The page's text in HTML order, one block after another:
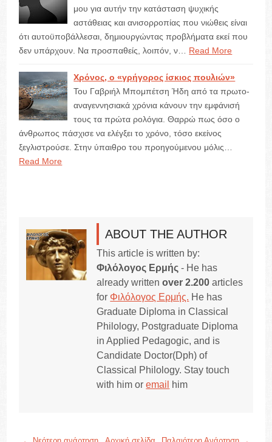
μου για αυτήν την κατάσταση ψυχικής
αστάθειας και ανισορροπίας που νιώθεις είναι
ότι αυτοϋποβάλλεσαι, δημιουργώντας προβλήματα εκεί που
δεν υπάρχουν. Να προσπαθείς, λοιπόν, ν…
Read More
Χρόνος, ο «γρήγορος ίσκιος πουλιών»
Του Γαβριήλ Μπομπέτση Ήδη από τα πρωτο-
αναγεννησιακά χρόνια κάνουν την εμφάνισή
τους τα πρώτα ρολόγια. Θαρρώ πως όσο ο
άνθρωπος πάσχισε να ελέγξει το χρόνο, τόσο εκείνος
ξεγλιστρούσε. Στην ύπαιθρο του προηγούμενου μόλις…
Read More
ABOUT THE AUTHOR
This article is written by:
Φιλόλογος Ερμής - He has
already writtenover 2.200 articles
for Φιλόλογος Ερμής. He has
Graduate Diploma in Classical
Philology, Postgraduate Diploma
in Applied Pedagogic, and is
Candidate Doctor(Dph) of
Classical Philology. Stay touch
with him oremail him